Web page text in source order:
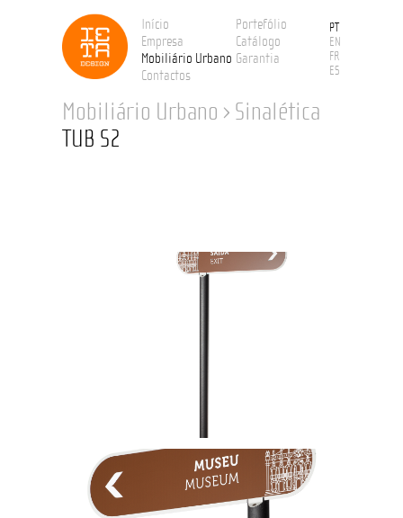
Início
Portefólio
Empresa
Catálogo
Mobiliário Urbano Garantia
Contactos
Mobiliário Urbano › Sinalética
TUB S2
PT
EN
FR
ES